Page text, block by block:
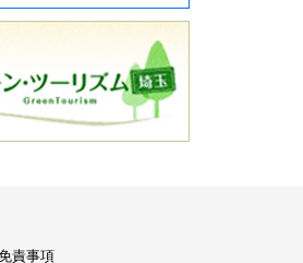
責事項